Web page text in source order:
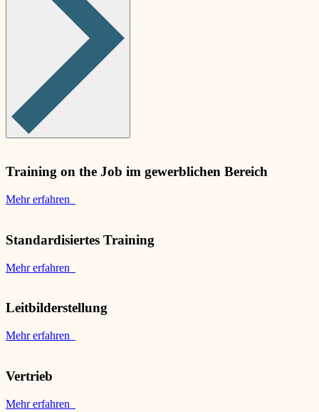
Training on the Job im gewerblichen Bereich
Mehr erfahren
Standardisiertes Training
Mehr erfahren
Leitbilderstellung
Mehr erfahren
Vertrieb
Mehr erfahren